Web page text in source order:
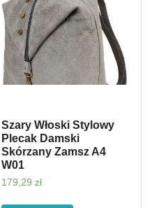
Szary Włoski Stylowy
Plecak Damski
Skórzany Zamsz A4
W01
179,29 zł